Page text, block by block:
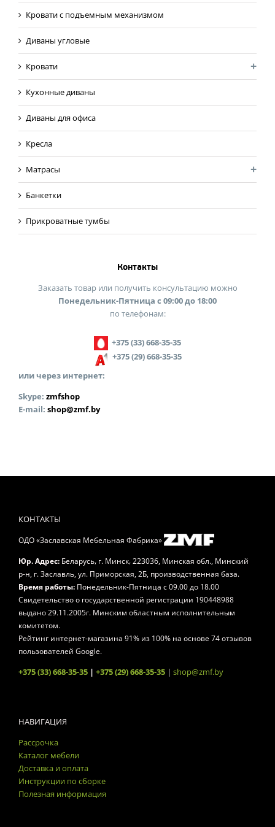
Кровати с подъемным механизмом
Диваны угловые
Кровати
Кухонные диваны
Диваны для офиса
Кресла
Матрасы
Банкетки
Прикроватные тумбы
Контакты
Заказать товар или получить консультацию можно
Понедельник-Пятница с 09:00 до 18:00
по телефонам:
+375 (33) 668-35-35
+375 (29) 668-35-35
или через интернет:
Skype: zmfshop
E-mail: shop@zmf.by
КОНТАКТЫ
ОДО «Заславская Мебельная Фабрика»
Юр. Адрес: Беларусь, г. Минск,223036, Минская обл., Минский
р-н, г. Заславль, ул. Приморская, 2Б, производственная база.
Время работы: Понедельник-Пятница с 09.00 до 18.00
Свидетельство о государственной регистрации 190448988
выдано 29.11.2005г. Минским областным исполнительным
комитетом.
Рейтинг интернет-магазина 91% из 100% на основе74отзывов
пользователей Google.
+375 (33) 668-35-35 | +375 (29) 668-35-35 | shop@zmf.by
НАВИГАЦИЯ
Рассрочка
Каталог мебели
Доставка и оплата
Инструкции по сборке
Полезная информация